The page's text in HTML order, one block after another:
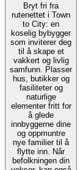
Bryt fri fra
rutenettet i Town
to City: en
koselig bybygger
som inviterer deg
til å skape et
vakkert og livlig
samfunn. Plasser
hus, butikker og
fasiliteter og
naturlige
elementer fritt for
å glede
innbyggerne dine
og oppmuntre
nye familier til å
flytte inn. Når
befolkningen din